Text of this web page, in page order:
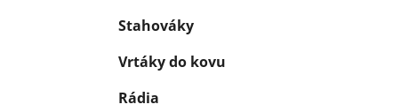
Stahováky
Vrtáky do kovu
Rádia